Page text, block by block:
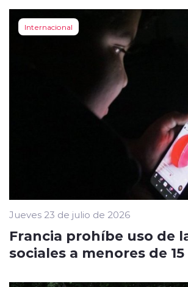
Internacional
Jueves 23 de julio de 2026
Francia prohíbe uso de
sociales a menores de